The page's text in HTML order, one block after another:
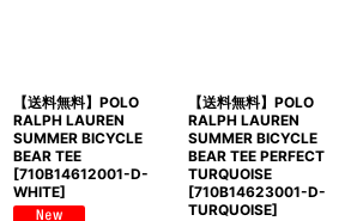
【送料無料】POLO
RALPH LAUREN
SUMMER BICYCLE
BEAR TEE
[710B14612001-D-
WHITE]
【送料無料】POLO
RALPH LAUREN
SUMMER BICYCLE
BEAR TEE PERFECT
TURQUOISE
[710B14623001-D-
TURQUOISE]